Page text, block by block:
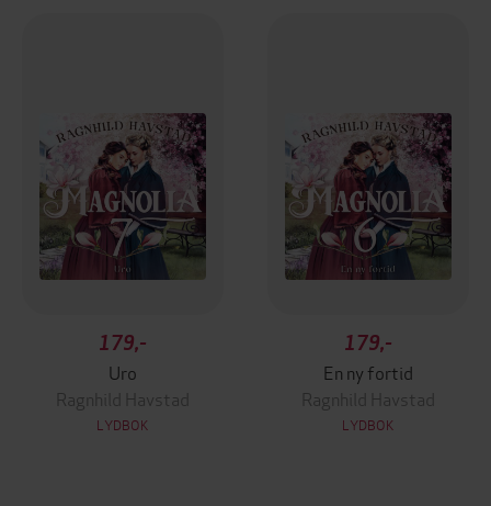
179,-
Uro
Ragnhild Havstad
LYDBOK
179,-
En ny fortid
Ragnhild Havstad
LYDBOK